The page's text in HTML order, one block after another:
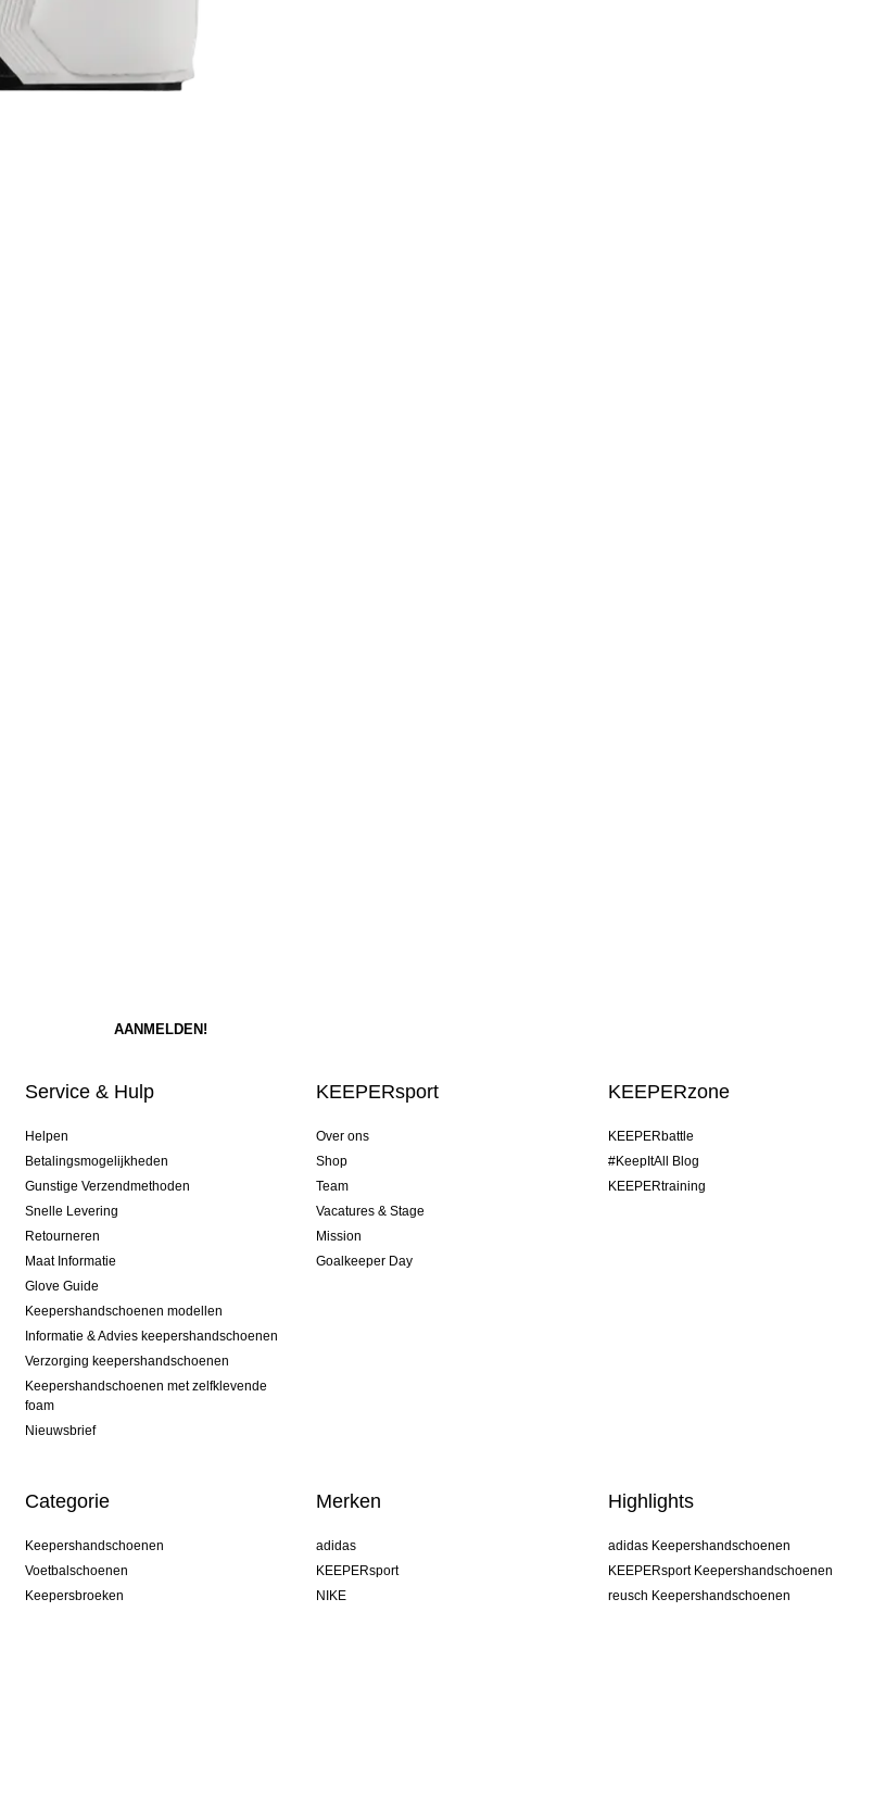
Service & Hulp
Helpen
Betalingsmogelijkheden
Gunstige Verzendmethoden
Snelle Levering
Retourneren
Maat Informatie
Glove Guide
Keepershandschoenen modellen
Informatie & Advies keepershandschoenen
Verzorging keepershandschoenen
Keepershandschoenen met zelfklevende
foam
Nieuwsbrief
KEEPERsport
Over ons
Shop
Team
Vacatures & Stage
Mission
Goalkeeper Day
KEEPERzone
KEEPERbattle
#KeepItAll Blog
KEEPERtraining
Categorie
Keepershandschoenen
Voetbalschoenen
Keepersbroeken
Merken
adidas
KEEPERsport
NIKE
Highlights
adidas Keepershandschoenen
KEEPERsport Keepershandschoenen
reusch Keepershandschoenen